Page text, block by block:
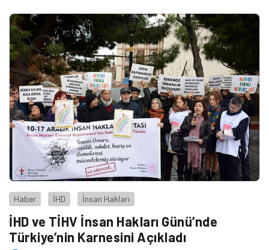
Haber İHD İnsan Hakları
İHD ve TİHV İnsan Hakları Günü’nde
Türkiye’nin Karnesini Açıkladı